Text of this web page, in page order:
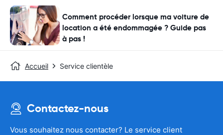
Comment procéder lorsque ma voiture de
location a été endommagée ? Guide pas
à pas !
Accueil Service clientèle
Contactez-nous
Vous souhaitez nous contacter? Le service client